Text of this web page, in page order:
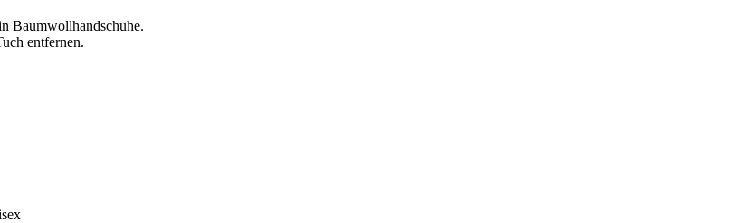
Baumwollhandschuhe.
entfernen.